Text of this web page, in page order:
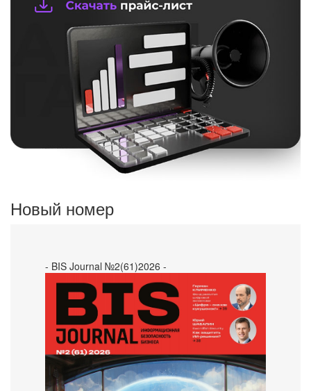
Новый номер
- BIS Journal №2(61)2026 -